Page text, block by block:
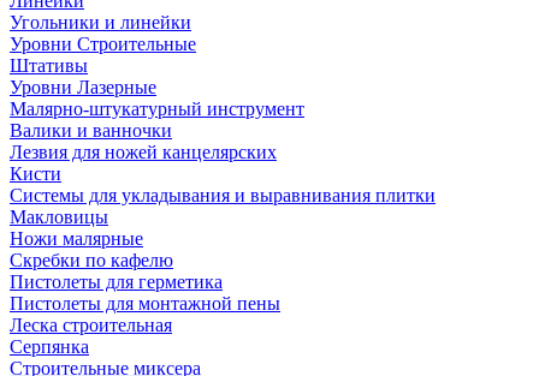
Угольники и линейки
Уровни Строительные
Штативы
Уровни Лазерные
Малярно-штукатурный инструмент
Валики и ванночки
Лезвия для ножей канцелярских
Кисти
Системы для укладывания и выравнивания плитки
Макловицы
Ножи малярные
Скребки по кафелю
Пистолеты для герметика
Пистолеты для монтажной пены
Леска строительная
Серпянка
Строительные миксера